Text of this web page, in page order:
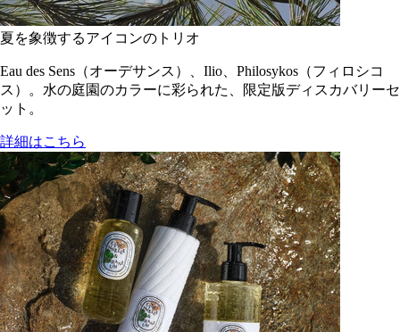
夏を象徴するアイコンのトリオ
Eau des Sens（オーデサンス）、Ilio、Philosykos（フィロシコ
ス）。水の庭園のカラーに彩られた、限定版ディスカバリーセ
ット。
詳細はこちら